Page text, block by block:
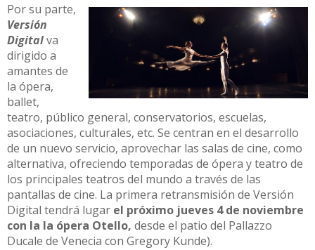
Por su parte,
Versión
Digitalva
dirigido a
amantes de
la ópera,
ballet,
teatro, público general, conservatorios, escuelas,
asociaciones, culturales, etc. Se centran en el desarrollo
de un nuevo servicio, aprovechar las salas de cine, como
alternativa, ofreciendo temporadas de ópera y teatro de
los principales teatros del mundo a través de las
pantallas de cine. La primera retransmisión de Versión
Digital tendrá lugar el próximo jueves 4 de noviembre
con la la ópera Otello, desde el patio del Pallazzo
Ducale de Venecia con Gregory Kunde).